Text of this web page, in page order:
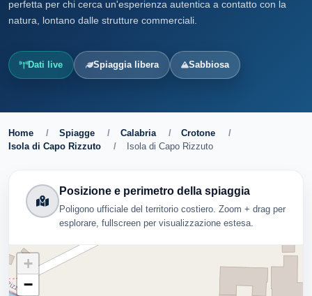
perfetta per chi cerca un'esperienza autentica a contatto con la
natura, lontano dalle strutture commerciali.
Dati live Spiaggia libera Sabbiosa
Home / Spiagge / Calabria / Crotone
/
Isola di Capo Rizzuto
/ Isola di Capo Rizzuto
Posizione e perimetro della spiaggia
Poligono ufficiale del territorio costiero. Zoom + drag per
esplorare, fullscreen per visualizzazione estesa.
+
−